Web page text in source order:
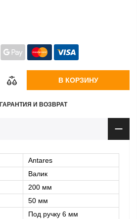
В КОРЗИНУ
ГАРАНТИЯ И ВОЗВРАТ
Antares
Валик
200 мм
50 мм
Под ручку 6 мм